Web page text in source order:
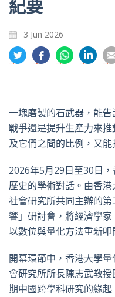
紀要
3 Jun 2026
分
享
特
分
享
書
享
享
英
享
郵
一塊磨製的石武器，能
戰爭還是提升生產力來
及它們之間的比例，又
2026年5月29日至30日
歷史的學術對話。由香
社會研究所共同主辦的
響」研討會，將經濟學
以數位與量化方法重新
開幕環節中，香港大學
會研究所所長陳志武教
期中國跨學科研究的緣